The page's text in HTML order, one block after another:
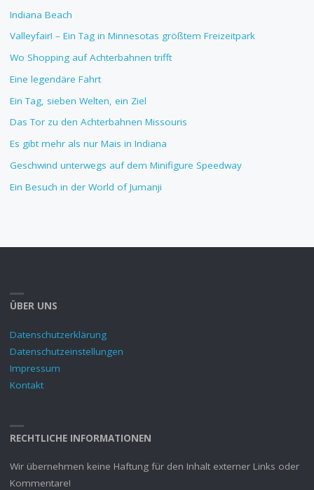
Indiana Beach
Valleyfair! – Ein Tag in Minnesotas größtem Freizeitpark
Wo Shopping auf Achterbahnen trifft
Eine legendäre Fahrt
Ein Tag, sieben Welten, ein Ziel
Das Tor zu den Achterbahnen Missouris
Es gibt mehr als nur Mais in Indiana
Geschwind unterwegs auf dem Minifigure Speedway
Ein Besuch in der World of Jumanji
ÜBER UNS
Datenschutzerklärung
Datenschutzeinstellungen
Impressum
Kontakt
RECHTLICHE INFORMATIONEN
Wir übernehmen keine Haftung für den Inhalt externer Links oder
Kommentare!